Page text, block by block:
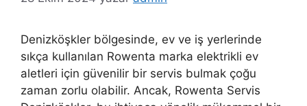
Denizköşkler bölgesinde, ev ve iş yerlerinde
sıkça kullanılan Rowenta marka elektrikli ev
aletleri için güvenilir bir servis bulmak çoğu
zaman zorlu olabilir. Ancak, Rowenta Servis